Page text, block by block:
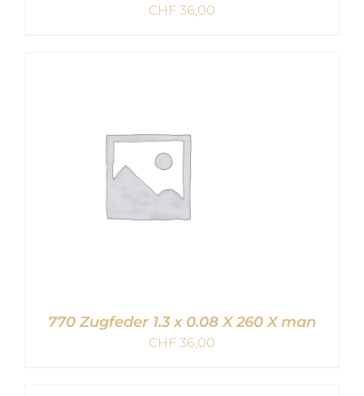
CHF 36,00
770 Zugfeder 1.3 x 0.08 X 260 X man
CHF 36,00